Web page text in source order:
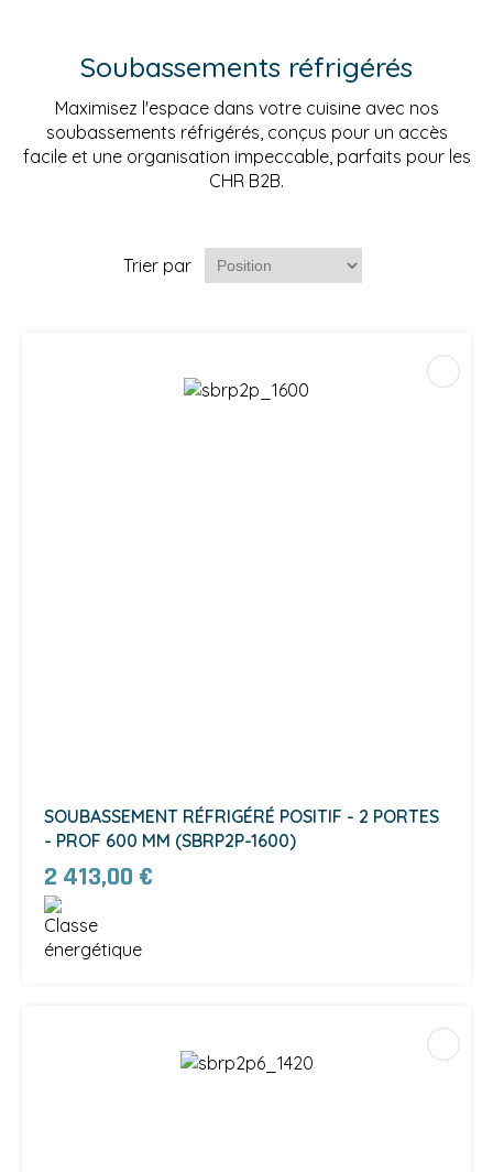
Soubassements réfrigérés
Maximisez l'espace dans votre cuisine avec nos
soubassements réfrigérés, conçus pour un accès
facile et une organisation impeccable, parfaits pour les
CHR B2B.
Trier par
SOUBASSEMENT RÉFRIGÉRÉ POSITIF - 2 PORTES
- PROF 600 MM (SBRP2P-1600)
2 413,00 €